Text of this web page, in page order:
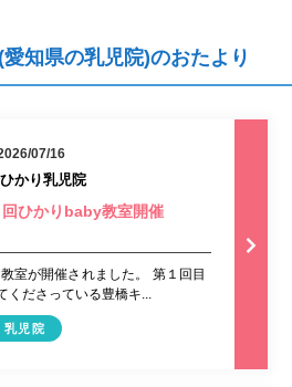
知県の乳児院)のおたより
07/16
かり乳児院
ひかりbaby教室開催
室が開催されました。 第１回目
ださっている豊橋キ...
乳児院